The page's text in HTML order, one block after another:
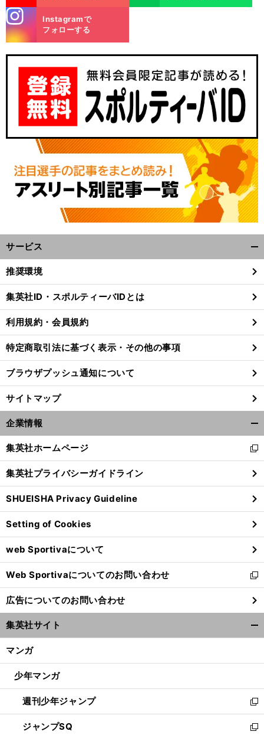
前
m
Instagramで
フォローする
サービス
閉
る
推奨環境
集英社ID・スポルティーバIDとは
利用規約・会員規約
特定商取引法に基づく表示・その他の事項
ブラウザプッシュ通知について
サイトマップ
企業情報
閉
る
集英社ホームページ
新
し
い
ウ
ィ
ン
ド
ウ
で
開
く
集英社プライバシーガイドライン
SHUEISHA Privacy Guideline
Setting of Cookies
web Sportivaについて
Web Sportivaについてのお問い合わせ
新
し
い
ウ
ィ
ン
ウ
開
く
広告についてのお問い合わせ
集英社サイト
マンガ
少年マンガ
週刊少年ジャンプ
新
し
い
ジャンプSQ
新